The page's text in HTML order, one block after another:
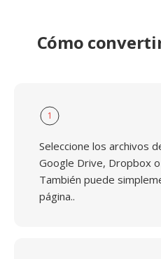
Cómo
1
Seleccione los archivos
Google Drive, Dropbox
También puede
página..